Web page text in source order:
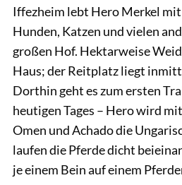
Iffezheim lebt Hero Merkel
Hunden, Katzen und vielen
großen Hof. Hektarweise
Haus; der Reitplatz liegt
Dorthin geht es zum ersten
heutigen Tages – Hero wird
Omen und Achado die
laufen die Pferde dicht
je einem Bein auf einem